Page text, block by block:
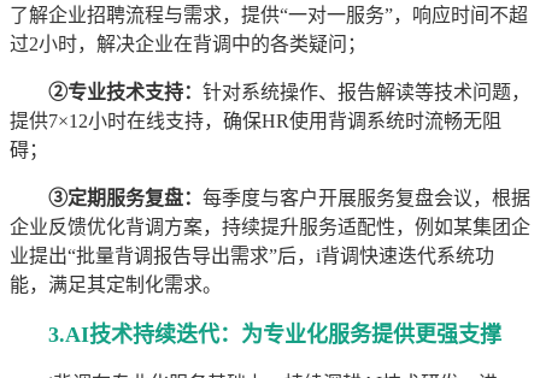
了解企业招聘流程与需求，提供“一对一服务”，响应时间不超
过2小时，解决企业在背调中的各类疑问；
②专业技术支持： 针对系统操作、报告解读等技术问题，
提供7×12小时在线支持，确保HR使用背调系统时流畅无阻
碍；
③定期服务复盘： 每季度与客户开展服务复盘会议，根据
企业反馈优化背调方案，持续提升服务适配性，例如某集团企
业提出“批量背调报告导出需求”后，i背调快速迭代系统功
能，满足其定制化需求。
3.AI技术持续迭代：为专业化服务提供更强支撑